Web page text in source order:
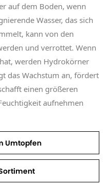
auf dem Boden, wenn
Wasser, das sich
kann von den
und verrottet. Wenn
werden Hydrokörner
das Wachstum an, fördert
einen größeren
aufnehmen
Umtopfen